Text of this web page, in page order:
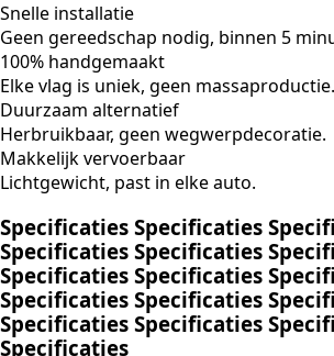
Snelle installatie
Geen gereedschap nodig, binnen 5
100% handgemaakt
Elke vlag is uniek, geen massaproductie.
Duurzaam alternatief
Herbruikbaar, geen wegwerpdecoratie.
Makkelijk vervoerbaar
Lichtgewicht, past in elke auto.
Specificaties Specificaties
Specificaties Specificaties
Specificaties Specificaties
Specificaties Specificaties
Specificaties Specificaties
Specificaties